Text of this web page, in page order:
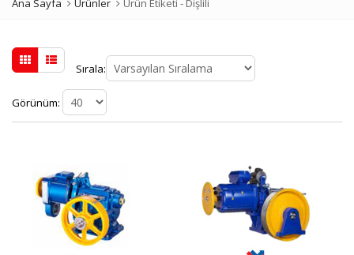
Ana Sayfa Ürünler Ürün Etiketi - Dişlili
Sırala:
Görünüm: